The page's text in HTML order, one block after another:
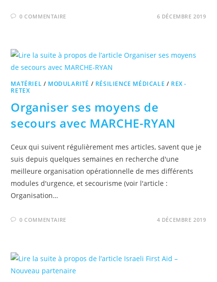
0 COMMENTAIRE 6 DÉCEMBRE 2019
MATÉRIEL / MODULARITÉ / RÉSILIENCE MÉDICALE / REX -
RETEX
Organiser ses moyens de
secours avec MARCHE-RYAN
Ceux qui suivent régulièrement mes articles, savent que je
suis depuis quelques semaines en recherche d'une
meilleure organisation opérationnelle de mes différents
modules d'urgence, et secourisme (voir l'article :
Organisation…
0 COMMENTAIRE 4 DÉCEMBRE 2019